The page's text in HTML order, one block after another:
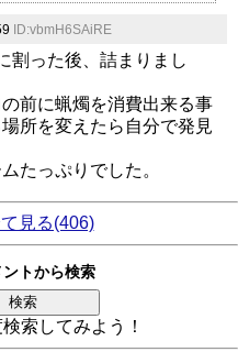
ID:vbmH6SAiRE
割った後、詰まりまし
前に蝋燭を消費出来る事
所を変えたら自分で発見
たっぷりでした。
見る(406)
トから検索
索してみよう！